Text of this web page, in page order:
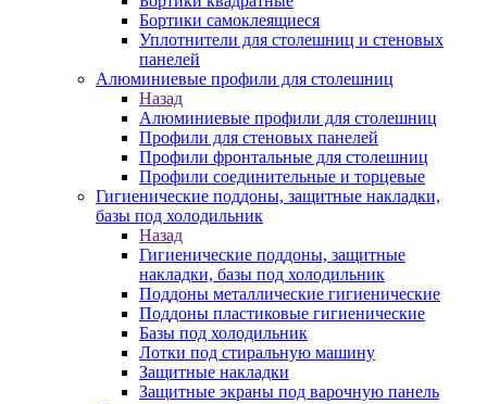
Бортики самоклеящиеся
Уплотнители для столешниц и стеновых
панелей
Алюминиевые профили для столешниц
Назад
Алюминиевые профили для столешниц
Профили для стеновых панелей
Профили фронтальные для столешниц
Профили соединительные и торцевые
Гигиенические поддоны, защитные накладки,
базы под холодильник
Назад
Гигиенические поддоны, защитные
накладки, базы под холодильник
Поддоны металлические гигиенические
Поддоны пластиковые гигиенические
Базы под холодильник
Лотки под стиральную машину
Защитные накладки
Защитные экраны под варочную панель